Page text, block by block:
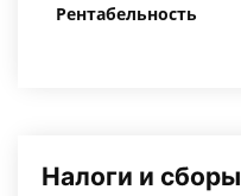
Рентабельность
Налоги и сборы